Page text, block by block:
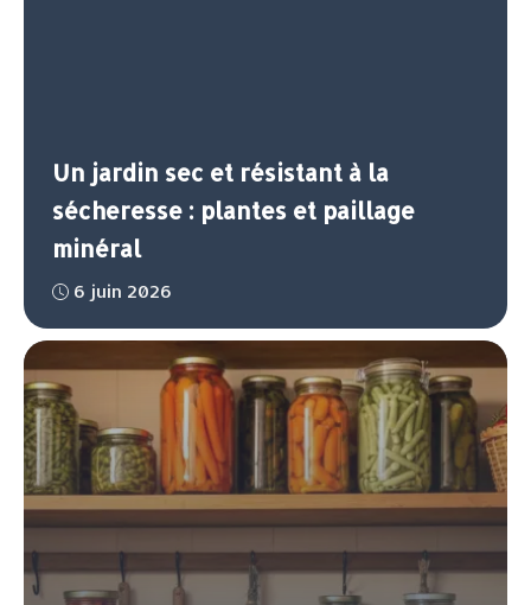
Un jardin sec et résistant à la
sécheresse : plantes et paillage
minéral
6 juin 2026